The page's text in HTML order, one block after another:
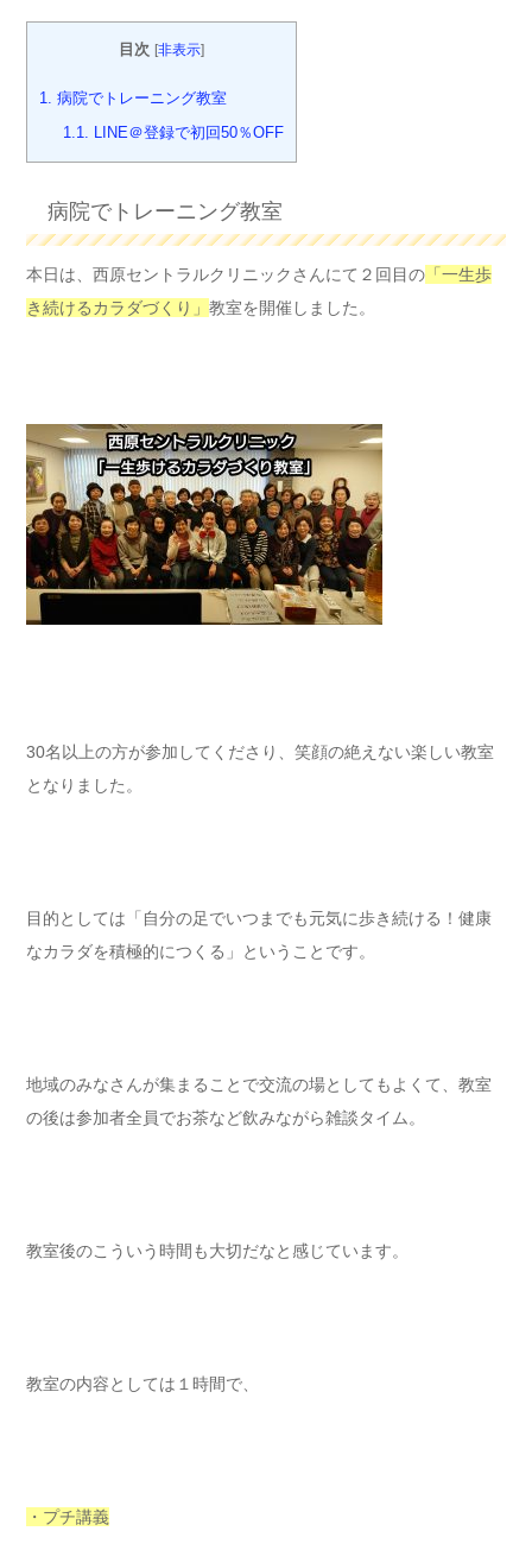
目次 [非表示]
1.
病院でトレーニング教室
1.1.
LINE＠登録で初回50％OFF
病院でトレーニング教室
本日は、西原セントラルクリニックさんにて２回目の 「一生歩
き続けるカラダづくり」 教室を開催しました。
30名以上の方が参加してくださり、笑顔の絶えない楽しい教室
となりました。
目的としては「自分の足でいつまでも元気に歩き続ける！健康
なカラダを積極的につくる」ということです。
地域のみなさんが集まることで交流の場としてもよくて、教室
の後は参加者全員でお茶など飲みながら雑談タイム。
教室後のこういう時間も大切だなと感じています。
教室の内容としては１時間で、
・プチ講義